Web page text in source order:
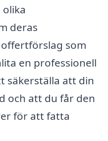
deras
som
en professionell
säkerställa att din
och att du får den
för att fatta